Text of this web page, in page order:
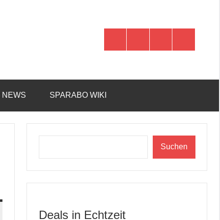
NEWS SPARABO WIKI
Suchen
Deals in Echtzeit